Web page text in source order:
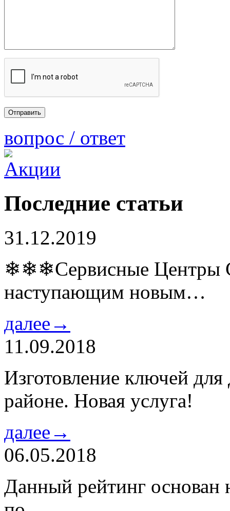
вопрос / ответ
Последние статьи
31.12.2019
❄❄❄Сервисные Центры
наступающим новым…
далее→
11.09.2018
Изготовление ключей
районе. Новая услуга!
далее→
06.05.2018
Данный рейтинг основан